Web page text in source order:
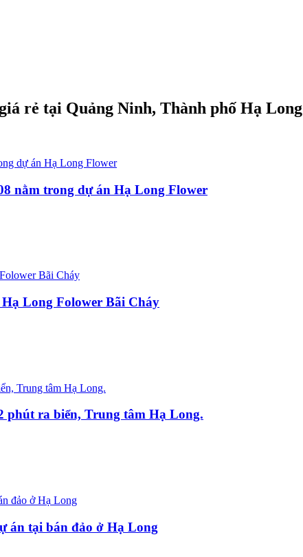
rẻ tại Quảng Ninh, Thành phố Hạ Long
nằm trong dự án Hạ Long Flower
Long Folower Bãi Cháy
phút ra biển, Trung tâm Hạ Long.
án tại bán đảo ở Hạ Long